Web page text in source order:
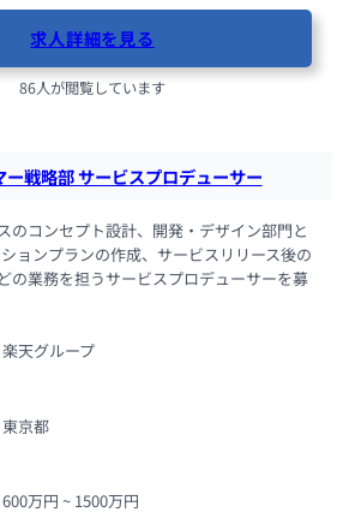
求人詳細を見る
86人が閲覧しています
ー戦略部 サービスプロデューサー
のコンセプト設計、開発・デザイン部門と
ョンプランの作成、サービスリリース後の
の業務を担うサービスプロデューサーを募
楽天グループ
東京都
600万円 ~ 1500万円